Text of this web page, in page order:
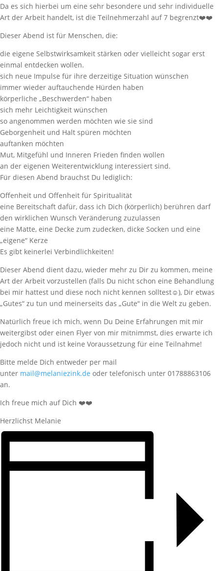
Da es sich hierbei um eine sehr besondere und sehr individuelle
Art der Arbeit handelt, ist die Teilnehmerzahl auf 7 begrenzt❤️❤️
Dieser Abend ist für Menschen, die:
die eigene Selbstwirksamkeit stärken oder vielleicht sogar erst
einmal entdecken wollen.
sich neue Impulse für ihre derzeitige Situation wünschen
immer wieder auftauchende Hürden haben
körperliche „Beschwerden“ haben
sich mehr Leichtigkeit wünschen
so angenommen werden möchten wie sie sind
Geborgenheit und Halt spüren möchten
auftanken möchten
Mut, Mitgefühl und Inneren Frieden finden wollen
an der eigenen Weiterentwicklung interessiert sind.
Für diesen Abend brauchst Du lediglich:
Offenheit und Offenheit für Spiritualität
eine Bereitschaft dafür, dass ich Dich (körperlich) berühren darf
den wirklichen Wunsch Veränderung zuzulassen
eine Matte, eine Decke zum zudecken, dicke Socken und eine
„eigene“ Kerze
Es gibt keinerlei Verbindlichkeiten!
Dieser Abend dient dazu, wieder mehr zu Dir zu kommen, meine
Art der Arbeit vorzustellen (falls Du nicht schon eine Behandlung
bei mir hattest und diese noch nicht kennen solltest☺️), Dir etwas
„Gutes“ zu tun und meinerseits das „Gute“ in die Welt zu geben.
Natürlich freue ich mich, wenn Du Deine Erfahrungen mit mir
weitergibst oder einen Flyer von mir mitnimmst, dies erwarte ich
jedoch nicht und ist keine Voraussetzung für eine Teilnahme!
Bitte melde Dich entweder per mail
unter mail@melaniezink.de oder telefonisch unter 01788863106
an.
Ich freue mich auf Dich ❤️❤️
Herzlichst Melanie